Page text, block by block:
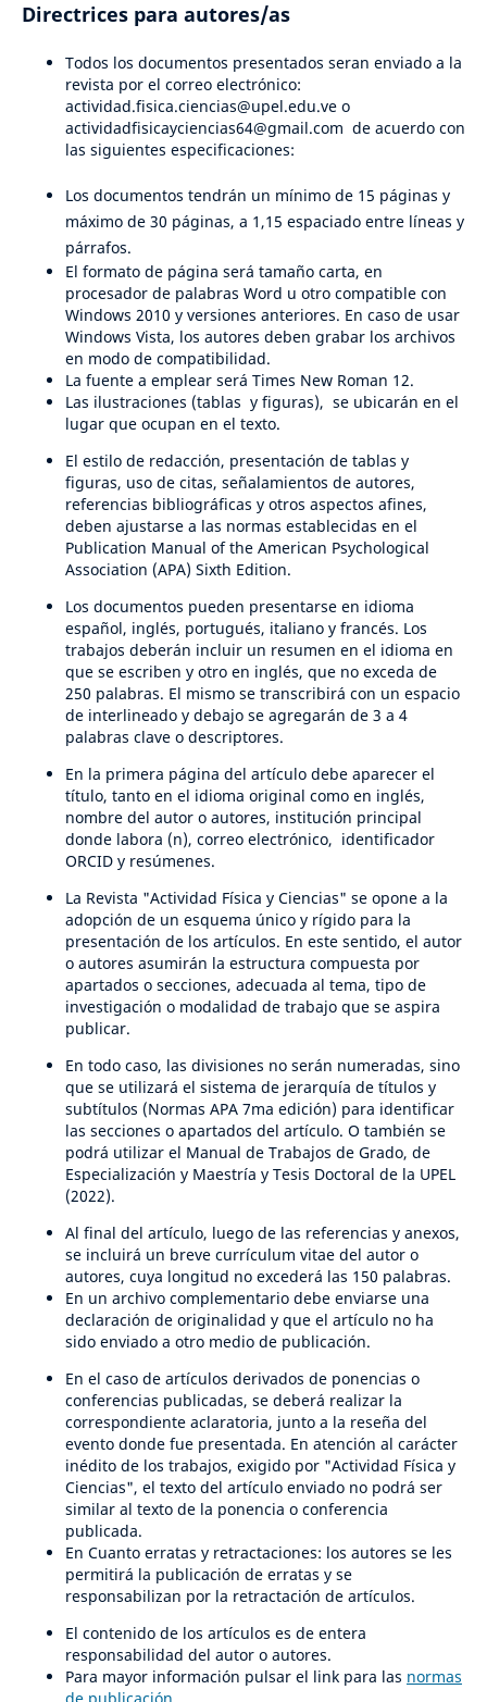
Directrices para autores/as
Todos los documentos presentados seran enviado a la
revista por el correo electrónico:
actividad.fisica.ciencias@upel.edu.ve o
actividadfisicayciencias64@gmail.com de acuerdo con
las siguientes especificaciones:
Los documentos tendrán un mínimo de 15 páginas y
máximo de 30 páginas, a 1,15 espaciado entre líneas y
párrafos.
El formato de página será tamaño carta, en
procesador de palabras Word u otro compatible con
Windows 2010 y versiones anteriores. En caso de usar
Windows Vista, los autores deben grabar los archivos
en modo de compatibilidad.
La fuente a emplear será Times New Roman 12.
Las ilustraciones (tablas y figuras), se ubicarán en el
lugar que ocupan en el texto.
El estilo de redacción, presentación de tablas y
figuras, uso de citas, señalamientos de autores,
referencias bibliográficas y otros aspectos afines,
deben ajustarse a las normas establecidas en el
Publication Manual of the American Psychological
Association (APA) Sixth Edition.
Los documentos pueden presentarse en idioma
español, inglés, portugués, italiano y francés. Los
trabajos deberán incluir un resumen en el idioma en
que se escriben y otro en inglés, que no exceda de
250 palabras. El mismo se transcribirá con un espacio
de interlineado y debajo se agregarán de 3 a 4
palabras clave o descriptores.
En la primera página del artículo debe aparecer el
título, tanto en el idioma original como en inglés,
nombre del autor o autores, institución principal
donde labora (n), correo electrónico, identificador
ORCID y resúmenes.
La Revista "Actividad Física y Ciencias" se opone a la
adopción de un esquema único y rígido para la
presentación de los artículos. En este sentido, el autor
o autores asumirán la estructura compuesta por
apartados o secciones, adecuada al tema, tipo de
investigación o modalidad de trabajo que se aspira
publicar.
En todo caso, las divisiones no serán numeradas, sino
que se utilizará el sistema de jerarquía de títulos y
subtítulos (Normas APA 7ma edición) para identificar
las secciones o apartados del artículo. O también se
podrá utilizar el Manual de Trabajos de Grado, de
Especialización y Maestría y Tesis Doctoral de la UPEL
(2022).
Al final del artículo, luego de las referencias y anexos,
se incluirá un breve currículum vitae del autor o
autores, cuya longitud no excederá las 150 palabras.
En un archivo complementario debe enviarse una
declaración de originalidad y que el artículo no ha
sido enviado a otro medio de publicación.
En el caso de artículos derivados de ponencias o
conferencias publicadas, se deberá realizar la
correspondiente aclaratoria, junto a la reseña del
evento donde fue presentada. En atención al carácter
inédito de los trabajos, exigido por "Actividad Física y
Ciencias", el texto del artículo enviado no podrá ser
similar al texto de la ponencia o conferencia
publicada.
En Cuanto erratas y retractaciones: los autores se les
permitirá la publicación de erratas y se
responsabilizan por la retractación de artículos.
El contenido de los artículos es de entera
responsabilidad del autor o autores.
Para mayor información pulsar el link para las normas